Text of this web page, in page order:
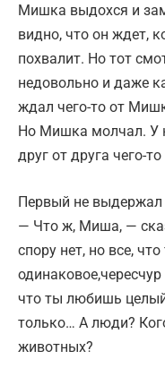
Мишка выдохся и
видно, что он ждет,
похвалит. Но тот
недовольно и даже
ждал чего-то от
Но Мишка молчал. У
друг от друга чего-
Первый не выдержал
— Что ж, Миша, —
спору нет, но все,
что ты любишь
только… А люди?
животных?